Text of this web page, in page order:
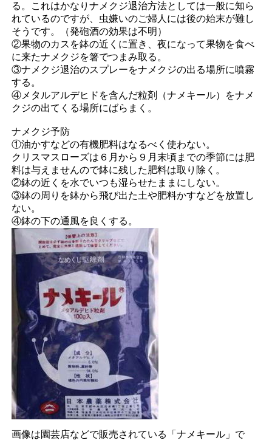
る。これはかなりナメクジ退治方法としては一般に知ら
れているのですが、虫嫌いのご婦人には後の始末が難し
そうです。（発砲酒の効果は不明）
②果物のカスを鉢の近くに置き、夜になって果物を食べ
に来たナメクジを箸でつまみ取る。
③ナメクジ退治のスプレーをナメクジの出る場所に噴霧
する。
④メタルアルデヒドを含んだ粒剤（ナメキール）をナメ
クジの出てくる場所にばらまく。
ナメクジ予防
①油かすなどの有機肥料はなるべく使わない。
クリスマスローズは６月から９月末頃までの季節には肥
料は与えませんので鉢に残した肥料は取り除く。
②鉢の近くを水でいつも湿らせたままにしない。
③鉢の周りを鉢から飛び出た土や肥料かすなどを放置し
ない。
④鉢の下の通風を良くする。
画像は園芸店などで販売されている「ナメキール」で